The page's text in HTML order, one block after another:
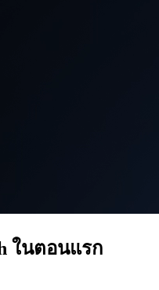
ในตอนแรก